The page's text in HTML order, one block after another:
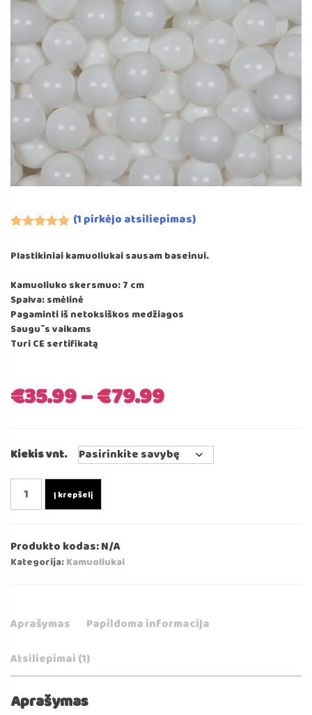
(viso
(1 pirkėjo atsiliepimas)
Plastikiniai kamuoliukai sausam baseinui.
Kamuoliuko skersmuo: 7 cm
Spalva: smėlinė
Pagaminti iš netoksiškos medžiagos
Saugūs vaikams
Turi CE sertifikatą
€35.99–€79.99
Kiekis vnt.
kiekis:
-
Baltos
Į krepšelį
Produkto kodas:N/A
Kategorija:Kamuoliukai
Aprašymas
Papildoma informacija
Atsiliepimai (1)
Aprašymas